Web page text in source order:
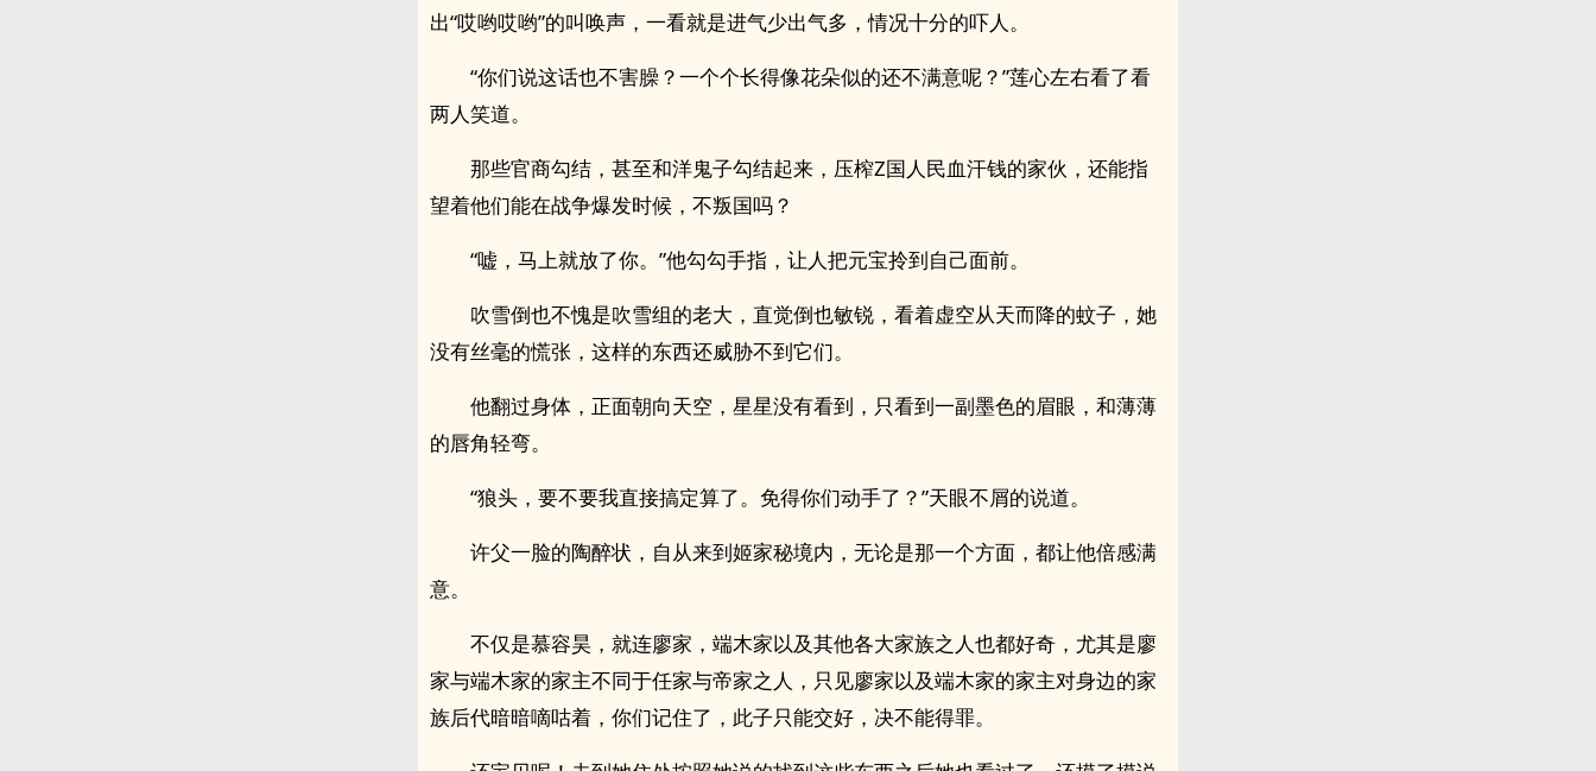
出“哎哟哎哟”的叫唤声，一看就是进气少出气多，情况十分的吓人。
“你们说这话也不害臊？一个个长得像花朵似的还不满意呢？”莲心左右看了看
两人笑道。
那些官商勾结，甚至和洋鬼子勾结起来，压榨Z国人民血汗钱的家伙，还能指
望着他们能在战争爆发时候，不叛国吗？
“嘘，马上就放了你。”他勾勾手指，让人把元宝拎到自己面前。
吹雪倒也不愧是吹雪组的老大，直觉倒也敏锐，看着虚空从天而降的蚊子，她
没有丝毫的慌张，这样的东西还威胁不到它们。
他翻过身体，正面朝向天空，星星没有看到，只看到一副墨色的眉眼，和薄薄
的唇角轻弯。
“狼头，要不要我直接搞定算了。免得你们动手了？”天眼不屑的说道。
许父一脸的陶醉状，自从来到姬家秘境内，无论是那一个方面，都让他倍感满
意。
不仅是慕容昊，就连廖家，端木家以及其他各大家族之人也都好奇，尤其是廖
家与端木家的家主不同于任家与帝家之人，只见廖家以及端木家的家主对身边的家
族后代暗暗嘀咕着，你们记住了，此子只能交好，决不能得罪。